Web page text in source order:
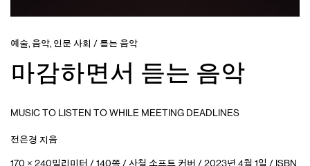
예술, 음악, 인문 사회 / 듣는 음악
마감하면서 듣는 음악
MUSIC TO LISTEN TO WHILE MEETING DEADLINES
전은경 지음
170 × 240밀리미터 / 140쪽 / 사철 소프트 커버 / 2023년 4월 1일 / ISBN